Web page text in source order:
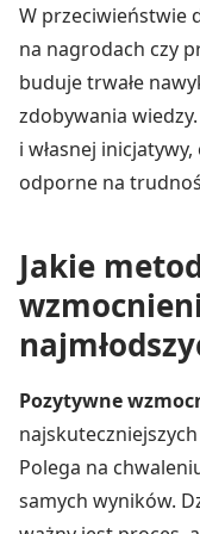
W przeciwieństwie
na nagrodach czy
buduje trwałe
zdobywania
i własnej
odporne na
Jakie
Pozytywne
Polega na
samych wyników.